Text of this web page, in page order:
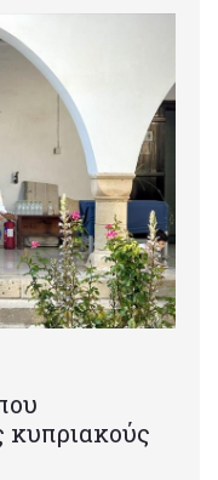
κυπριακούς